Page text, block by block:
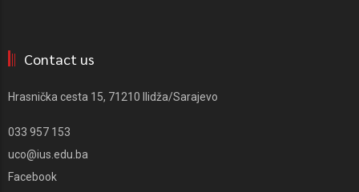
Contact us
Hrasnička cesta 15, 71210 Ilidža/Sarajevo
033 957 153
uco@ius.edu.ba
Facebook